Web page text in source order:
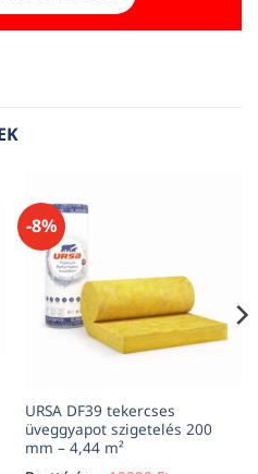
-8%
URSA DF39 tekercses
üveggyapot szigetelés 200
mm – 4,44 m²